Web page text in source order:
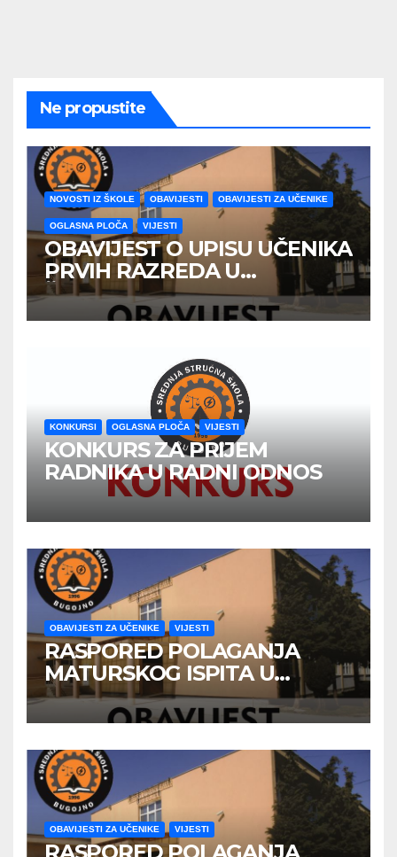
Ne propustite
NOVOSTI IZ ŠKOLE OBAVIJESTI OBAVIJESTI ZA UČENIKE
OGLASNA PLOČA VIJESTI
OBAVIJEST O UPISU UČENIKA
PRVIH RAZREDA U
ŠKOLSKOJ 2026/2027
GODINE
KONKURSI OGLASNA PLOČA VIJESTI
KONKURS ZA PRIJEM
RADNIKA U RADNI ODNOS
OBAVIJESTI ZA UČENIKE VIJESTI
RASPORED POLAGANJA
MATURSKOG ISPITA U
JUNSKOM ISPITNOM ROKU
OBAVIJESTI ZA UČENIKE VIJESTI